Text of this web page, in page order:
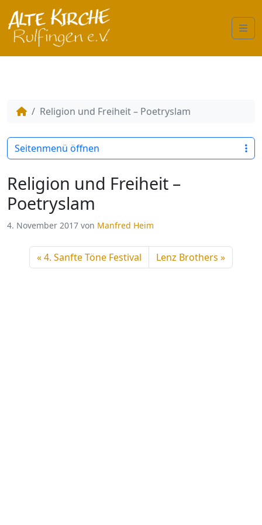
Religion und Freiheit – Poetryslam
Religion und Freiheit –
Poetryslam
4. November 2017 von Manfred Heim
4. Sanfte Töne Festival Lenz Brothers
Seitenmenü öffnen